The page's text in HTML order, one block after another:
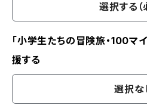
選択する（
「小学生たちの冒険旅・100マ
援する
選択な